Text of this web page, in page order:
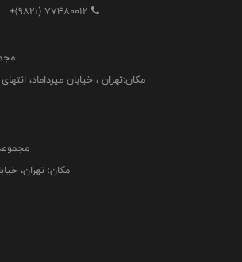
+(9821) 77480012
مکان:تهران ، خیابان میرداماد،
مکان: تهران،